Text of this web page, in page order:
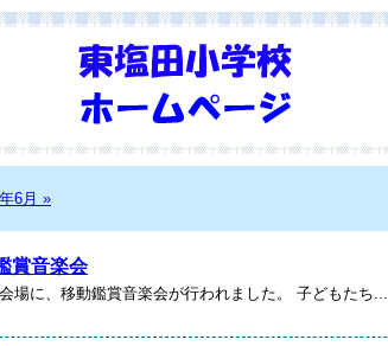
6月 »
賞音楽会
場に、移動鑑賞音楽会が行われました。 子どもたち...